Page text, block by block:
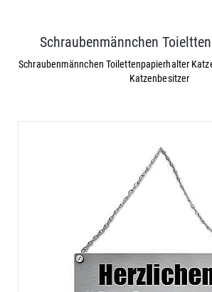
Schraubenmännchen
Schraubenmännchen Toilettenpapierhalter
Katzenbesitzer